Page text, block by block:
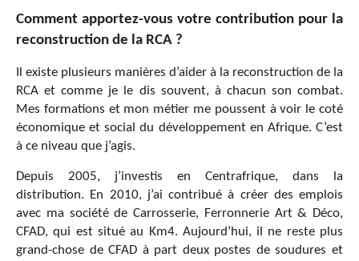
Comment apportez-vous votre contribution pour la
reconstruction de la RCA ?
Il existe plusieurs manières d’aider à la reconstruction de la
RCA et comme je le dis souvent, à chacun son combat.
Mes formations et mon métier me poussent à voir le coté
économique et social du développement en Afrique. C’est
à ce niveau que j’agis.
Depuis 2005, j’investis en Centrafrique, dans la
distribution. En 2010, j’ai contribué à créer des emplois
avec ma société de Carrosserie, Ferronnerie Art & Déco,
CFAD, qui est situé au Km4. Aujourd’hui, il ne reste plus
grand-chose de CFAD à part deux postes de soudures et